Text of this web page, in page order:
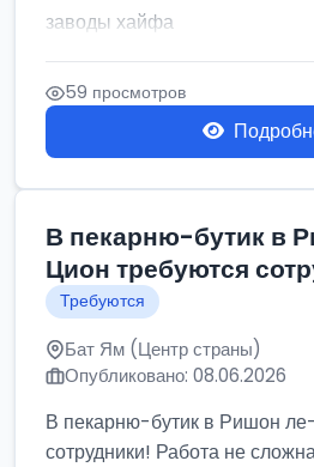
заводы хайфа
59 просмотров
В пекарню-бутик в
Цион требуются
Требуются
Бат Ям (Центр страны)
Опубликовано: 08.06.2026
В пекарню-бутик в Ришон
сотрудники! Работа не